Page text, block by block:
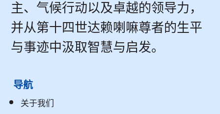
主、气候行动以及卓越的领导力，
并从第十四世达赖喇嘛尊者的生平
与事迹中汲取智慧与启发。
导航
关于我们